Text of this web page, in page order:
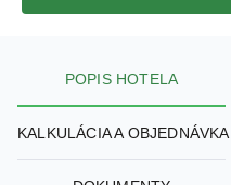
POPIS HOTELA
KALKULÁCIA A OBJEDNÁVKA